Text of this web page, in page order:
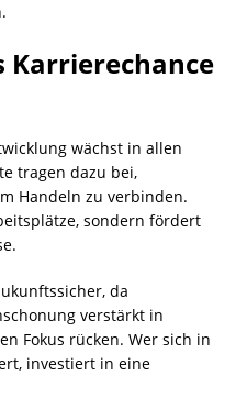
wächst in allen
tragen dazu bei,
Handeln zu verbinden.
sondern fördert
da
verstärkt in
Fokus rücken. Wer sich in
investiert in eine